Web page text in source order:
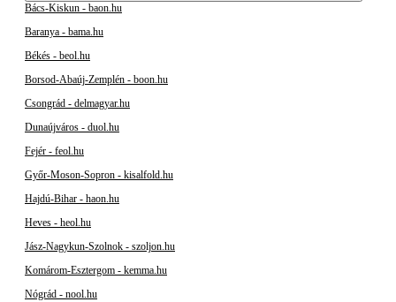
Bács-Kiskun - baon.hu
Baranya - bama.hu
Békés - beol.hu
Borsod-Abaúj-Zemplén - boon.hu
Csongrád - delmagyar.hu
Dunaújváros - duol.hu
Fejér - feol.hu
Győr-Moson-Sopron - kisalfold.hu
Hajdú-Bihar - haon.hu
Heves - heol.hu
Jász-Nagykun-Szolnok - szoljon.hu
Komárom-Esztergom - kemma.hu
Nógrád - nool.hu